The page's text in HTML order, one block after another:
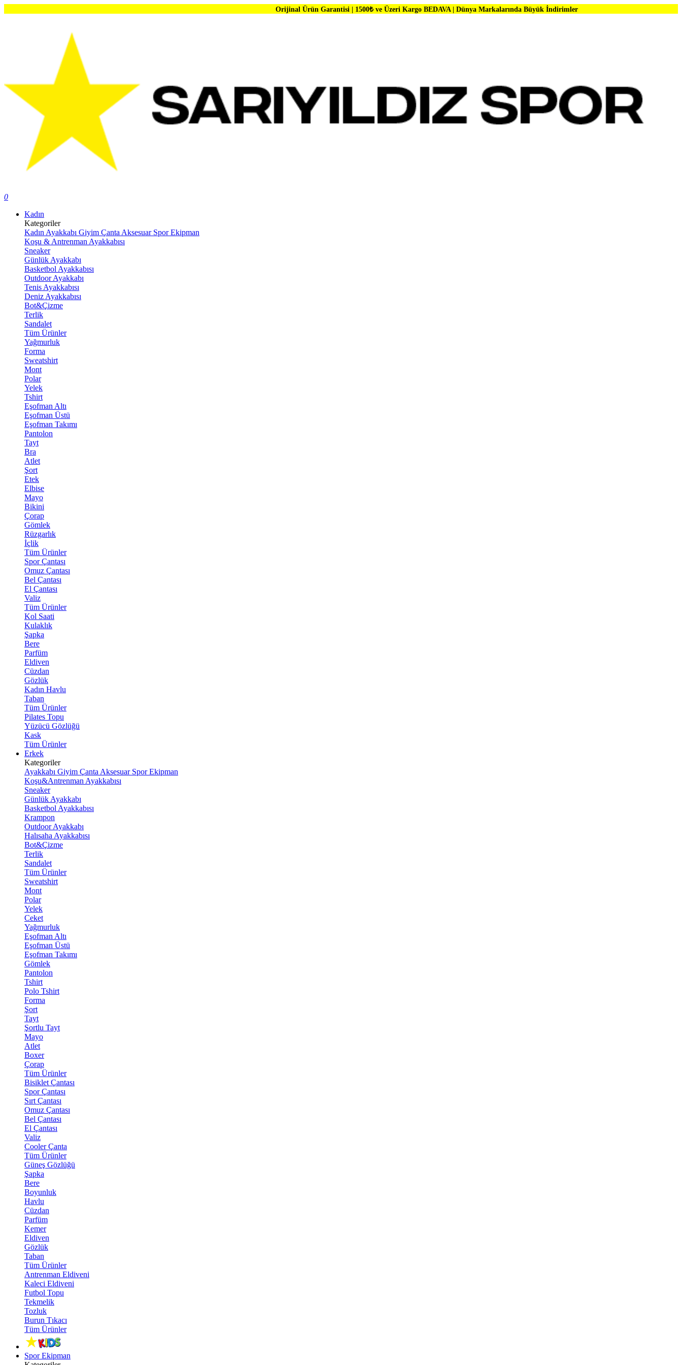
Orijinal Ürün Garantisi | 1500₺ ve Üzeri Kargo BEDAVA | Dünya Markalarında Büyük İndirimler
0
Kadın
Kategoriler
Kadın Ayakkabı Giyim Çanta Aksesuar Spor Ekipman
Koşu & Antrenman Ayakkabısı
Sneaker
Günlük Ayakkabı
Basketbol Ayakkabısı
Outdoor Ayakkabı
Tenis Ayakkabısı
Deniz Ayakkabısı
Bot&Çizme
Terlik
Sandalet
Tüm Ürünler
Yağmurluk
Forma
Sweatshirt
Mont
Polar
Yelek
Tshirt
Eşofman Altı
Eşofman Üstü
Eşofman Takımı
Pantolon
Tayt
Bra
Atlet
Şort
Etek
Elbise
Mayo
Bikini
Çorap
Gömlek
Rüzgarlık
İçlik
Tüm Ürünler
Spor Çantası
Omuz Çantası
Bel Çantası
El Çantası
Valiz
Tüm Ürünler
Kol Saati
Kulaklık
Şapka
Bere
Parfüm
Eldiven
Cüzdan
Gözlük
Kadın Havlu
Taban
Tüm Ürünler
Pilates Topu
Yüzücü Gözlüğü
Kask
Tüm Ürünler
Erkek
Kategoriler
Ayakkabı Giyim Çanta Aksesuar Spor Ekipman
Koşu&Antrenman Ayakkabısı
Sneaker
Günlük Ayakkabı
Basketbol Ayakkabısı
Krampon
Outdoor Ayakkabı
Halısaha Ayakkabısı
Bot&Çizme
Terlik
Sandalet
Tüm Ürünler
Sweatshirt
Mont
Polar
Yelek
Ceket
Yağmurluk
Eşofman Altı
Eşofman Üstü
Eşofman Takımı
Gömlek
Pantolon
Tshirt
Polo Tshirt
Forma
Şort
Tayt
Şortlu Tayt
Mayo
Atlet
Boxer
Çorap
Tüm Ürünler
Bisiklet Çantası
Spor Çantası
Sırt Çantası
Omuz Çantası
Bel Çantası
El Çantası
Valiz
Cooler Çanta
Tüm Ürünler
Güneş Gözlüğü
Şapka
Bere
Boyunluk
Havlu
Cüzdan
Parfüm
Kemer
Eldiven
Gözlük
Taban
Tüm Ürünler
Antrenman Eldiveni
Kaleci Eldiveni
Futbol Topu
Tekmelik
Tozluk
Burun Tıkacı
Tüm Ürünler
Spor Ekipman